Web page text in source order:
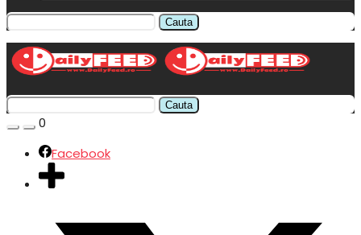
Cauta
Cauta
0
Facebook